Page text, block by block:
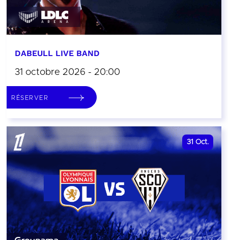
DABEULL LIVE BAND
31 octobre 2026 - 20:00
RÉSERVER
31 Oct.